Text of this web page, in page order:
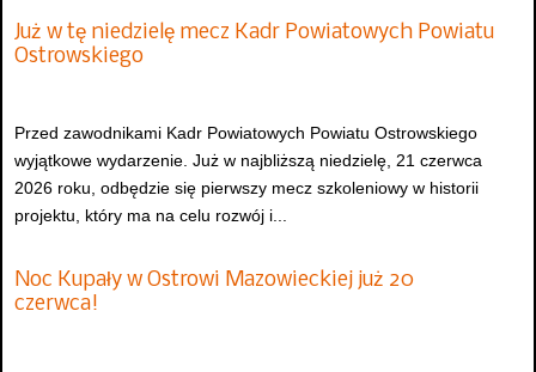
Już w tę niedzielę mecz Kadr Powiatowych Powiatu
Ostrowskiego
Przed zawodnikami Kadr Powiatowych Powiatu Ostrowskiego
wyjątkowe wydarzenie. Już w najbliższą niedzielę, 21 czerwca
2026 roku, odbędzie się pierwszy mecz szkoleniowy w historii
projektu, który ma na celu rozwój i...
Noc Kupały w Ostrowi Mazowieckiej już 20
czerwca!